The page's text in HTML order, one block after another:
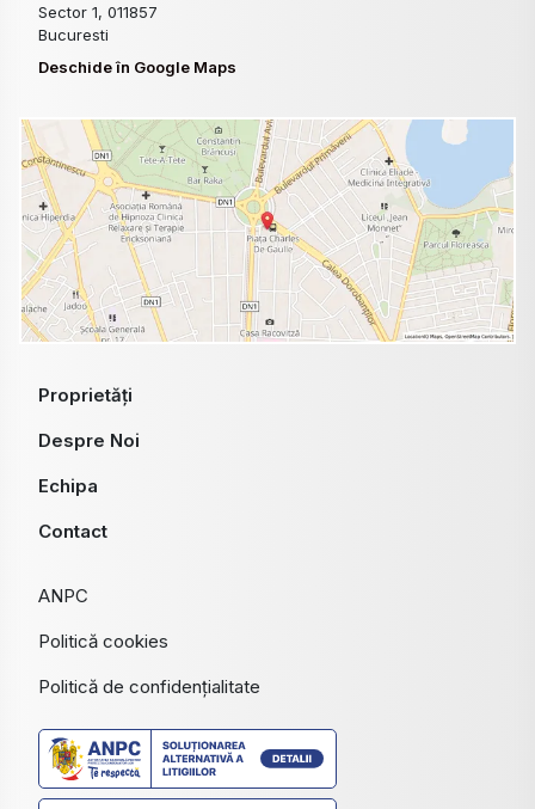
Sector 1, 011857
Bucuresti
Deschide în Google Maps
Proprietăți
Despre Noi
Echipa
Contact
ANPC
Politică cookies
Politică de confidențialitate